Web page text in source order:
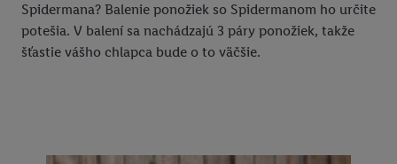
Spidermana? Balenie ponožiek so Spidermanom ho určite
potešia. V balení sa nachádzajú 3 páry ponožiek, takže
šťastie vášho chlapca bude o to väčšie.